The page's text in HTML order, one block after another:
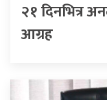
२१ दिनभित्र
आग्रह